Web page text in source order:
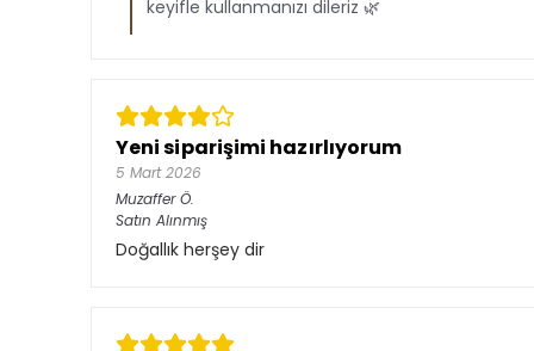
keyifle kullanmanızı dileriz 🌿
Yeni siparişimi hazırlıyorum
5 Mart 2026
Muzaffer Ö.
Satın Alınmış
Doğallık herşey dir